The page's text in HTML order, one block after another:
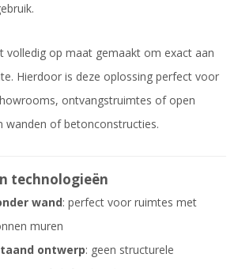
volledig op maat gemaakt om exact aan
Hierdoor is deze oplossing perfect voor
ontvangstruimtes of open
wanden of betonconstructies.
technologieën
wand: perfect voor ruimtes met
muren
ontwerp: geen structurele